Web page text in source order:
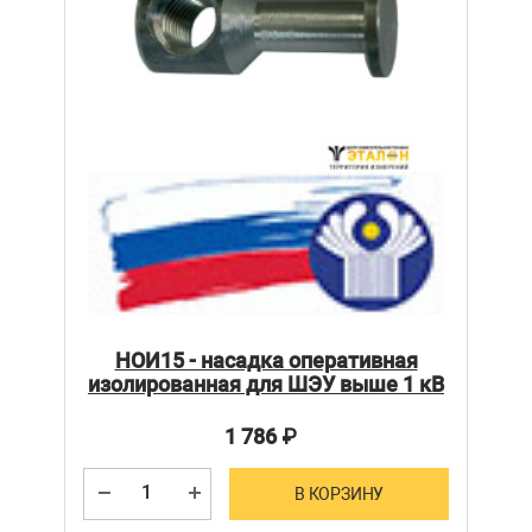
НОИ15 - насадка оперативная
изолированная для ШЭУ выше 1 кВ
1 786₽
В КОРЗИНУ